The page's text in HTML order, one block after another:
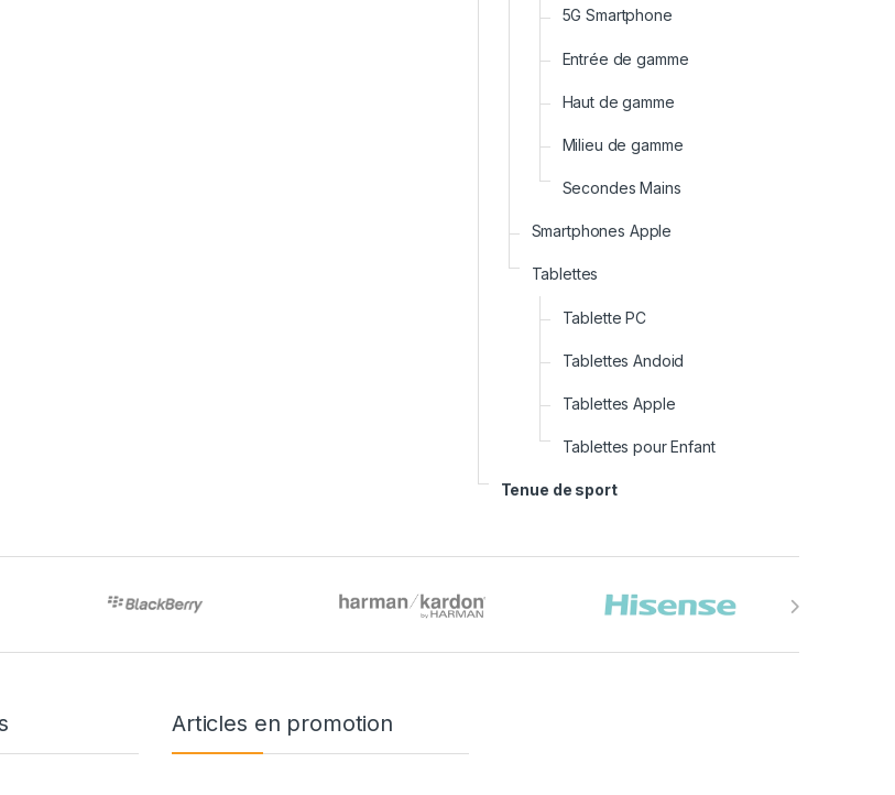
5G Smartphone
Entrée de gamme
Haut de gamme
Milieu de gamme
Secondes Mains
Smartphones Apple
Tablettes
Tablette PC
Tablettes Andoid
Tablettes Apple
Tablettes pour Enfant
Tenue de sport
Articles en promotion